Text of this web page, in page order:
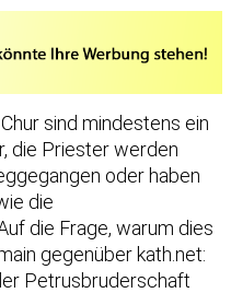
sind mindestens ein
die Priester werden
oder haben
die
die Frage, warum dies
gegenüber kath.net:
Petrusbruderschaft